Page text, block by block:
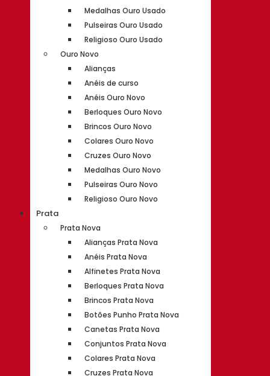
Medalhas Ouro Usado
Pulseiras Ouro Usado
Religioso Ouro Usado
Ouro Novo
Alianças
Anéis de curso
Anéis Ouro Novo
Berloques Ouro Novo
Brincos Ouro Novo
Colares Ouro Novo
Cruzes Ouro Novo
Medalhas Ouro Novo
Pulseiras Ouro Novo
Religioso Ouro Novo
Prata
Prata Nova
Alianças Prata Nova
Anéis Prata Nova
Alfinetes Prata Nova
Berloques Prata Nova
Brincos Prata Nova
Botões Punho Prata Nova
Canetas Prata Nova
Conjuntos Prata Nova
Colares Prata Nova
Cruzes Prata Nova